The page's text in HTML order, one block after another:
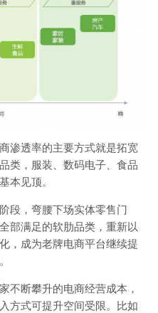
渗透率的主要方式就是拓宽
类，服装、数码电子、食品
本见顶。
段，弯腰下场实体零售门
部满足的软肋品类，重新以
，成为老牌电商平台继续提
不断攀升的电商经营成本，
方式可提升空间受限。比如